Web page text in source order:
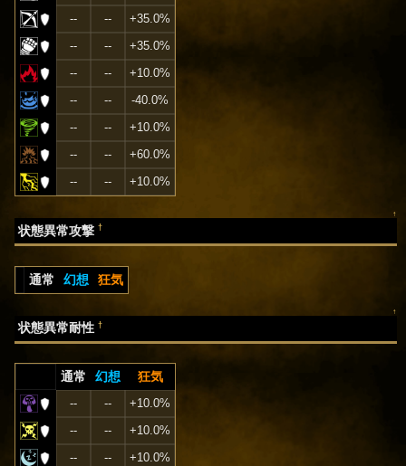
--
--
+35.0%
--
--
+35.0%
--
--
+10.0%
--
--
-40.0%
--
--
+10.0%
--
--
+60.0%
--
-- +10.0%
↑
状態異常攻撃†
通常 幻想 狂気
↑
状態異常耐性†
通常 幻想 狂気
-- --
+10.0%
--
--
+10.0%
--
--
+10.0%